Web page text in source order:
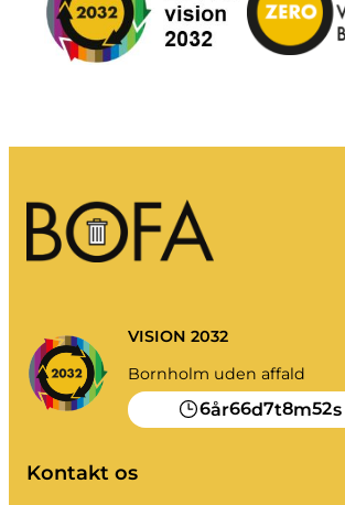
VISION 2032
Bornholm uden affald
6år66d7t8m52s
Kontakt os